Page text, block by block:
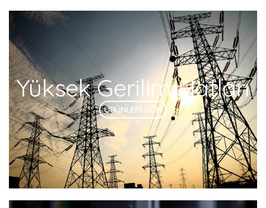
Yüksek Gerilim Hatları
ÜRÜNLERİ GÖR